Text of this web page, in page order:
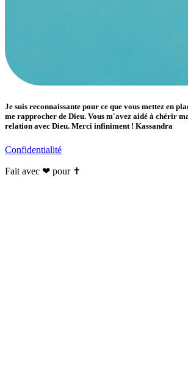
Je suis reconnaissante pour ce que vous mettez en
me rapprocher de Dieu. Vous m'avez aidé à chérir
relation avec Dieu. Merci infiniment ! Kassandra
Confidentialité
Fait avec ❤ pour ✝️️